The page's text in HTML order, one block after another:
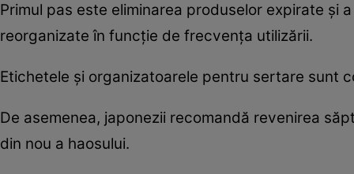
Primul pas este eliminarea produselor expirate și
reorganizate în funcție de frecvența utilizării.
Etichetele și organizatoarele pentru sertare sunt
De asemenea, japonezii recomandă revenirea
din nou a haosului.